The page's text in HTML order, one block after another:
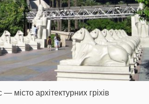
місто архітектурних гріхів